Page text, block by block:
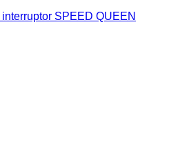
SPEED QUEEN